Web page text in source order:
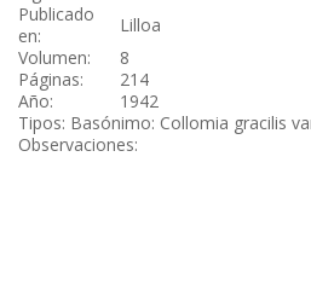
Publicado
en:
Lilloa
Volumen:
8
Páginas:
214
Año:
1942
Tipos: Basónimo: Collomia gracilis
Observaciones: